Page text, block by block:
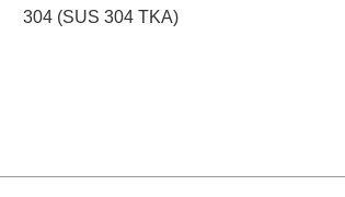
304 (SUS 304 TKA)